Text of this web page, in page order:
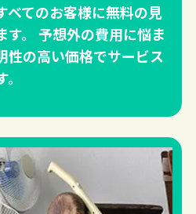
べてのお客様に無料の見
す。 予想外の費用に悩ま
性の高い価格でサービス